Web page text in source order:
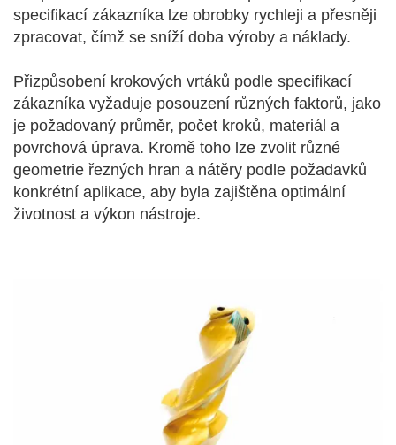
specifikací zákazníka lze obrobky rychleji a přesněji
zpracovat, čímž se sníží doba výroby a náklady.
Přizpůsobení krokových vrtáků podle specifikací
zákazníka vyžaduje posouzení různých faktorů, jako
je požadovaný průměr, počet kroků, materiál a
povrchová úprava. Kromě toho lze zvolit různé
geometrie řezných hran a nátěry podle požadavků
konkrétní aplikace, aby byla zajištěna optimální
životnost a výkon nástroje.